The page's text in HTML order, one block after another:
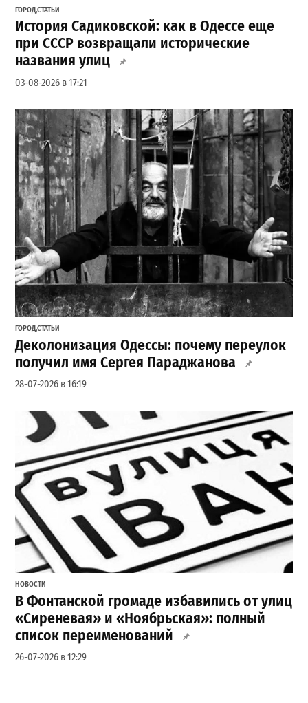
ГОРОД,СТАТЬИ
История Садиковской: как в Одессе еще
при СССР возвращали исторические
названия улиц
03-08-2026 в 17:21
ГОРОД,СТАТЬИ
Деколонизация Одессы: почему переулок
получил имя Сергея Параджанова
28-07-2026 в 16:19
НОВОСТИ
В Фонтанской громаде избавились от улиц
«Сиреневая» и «Ноябрьская»: полный
список переименований
26-07-2026 в 12:29